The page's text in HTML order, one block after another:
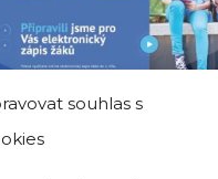
souhlas s